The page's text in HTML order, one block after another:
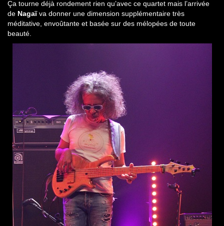
Ça tourne déjà rondement rien qu’avec ce quartet mais l’arrivée
de Nagaïva donner une dimension supplémentaire très
méditative, envoûtante et basée sur des mélopées de toute
beauté.